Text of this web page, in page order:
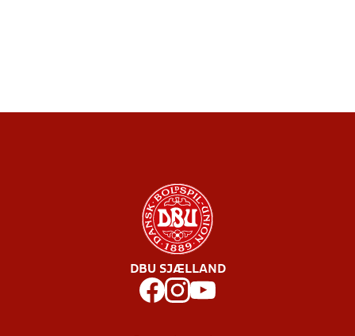
DBU SJÆLLAND